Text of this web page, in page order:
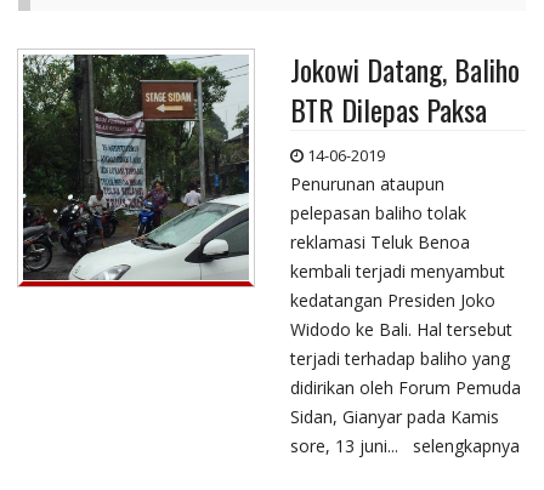
Jokowi Datang, Baliho
BTR Dilepas Paksa
14-06-2019
Penurunan ataupun
pelepasan baliho tolak
reklamasi Teluk Benoa
kembali terjadi menyambut
kedatangan Presiden Joko
Widodo ke Bali. Hal tersebut
terjadi terhadap baliho yang
didirikan oleh Forum Pemuda
Sidan, Gianyar pada Kamis
sore, 13 juni...
selengkapnya